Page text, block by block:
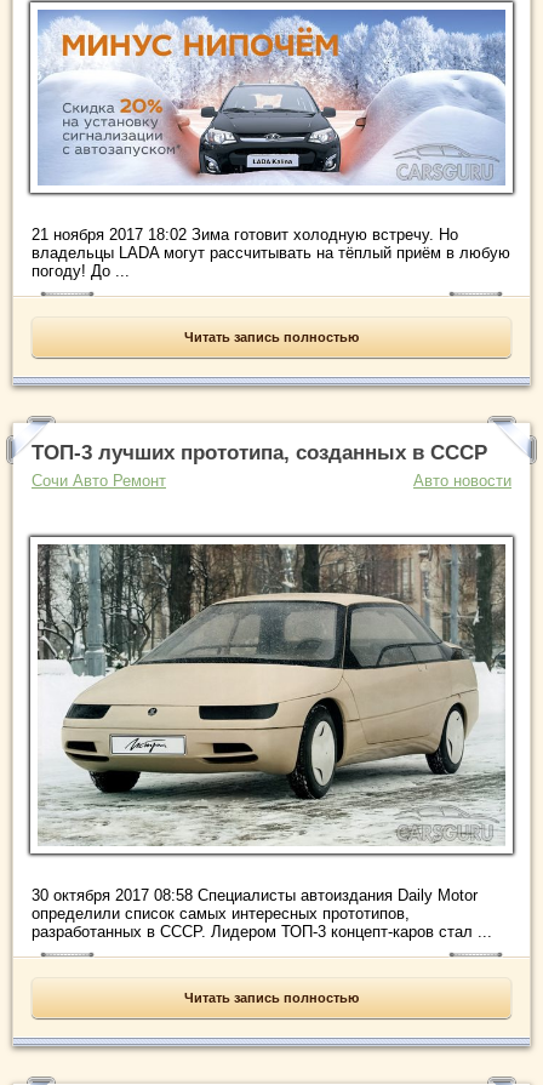
21 ноября 2017 18:02 Зима готовит холодную встречу. Но
владельцы LADA могут рассчитывать на тёплый приём в любую
погоду! До ...
Читать запись полностью
ТОП-3 лучших прототипа, созданных в СССР
Сочи Авто Ремонт Авто новости
30 октября 2017 08:58 Специалисты автоиздания Daily Motor
определили список самых интересных прототипов,
разработанных в СССР. Лидером ТОП-3 концепт-каров стал ...
Читать запись полностью